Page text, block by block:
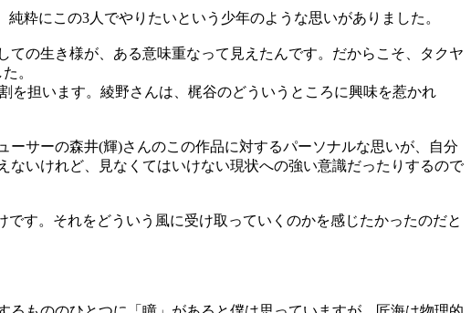
粋にこの3人でやりたいという少年のような思いがありました。
の生き様が、ある意味重なって見えたんです。だからこそ、タクヤ
。
担います。綾野さんは、梶谷のどういうところに興味を惹かれ
サーの森井(輝)さんのこの作品に対するパーソナルな思いが、自分
いけれど、見なくてはいけない現状への強い意識だったりするので
す。それをどういう風に受け取っていくのかを感じたかったのだと